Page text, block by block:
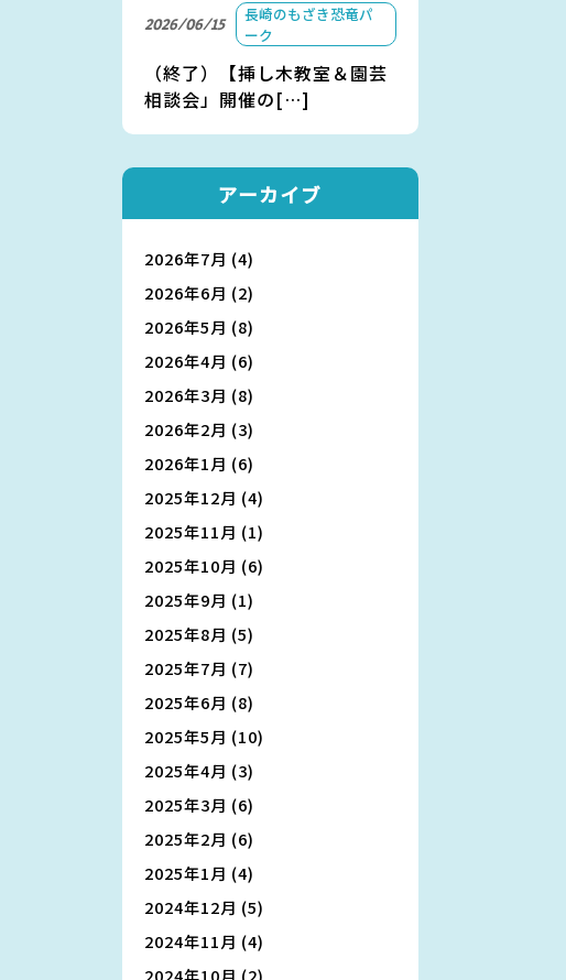
2026/06/15
長崎のもざき恐竜パ
ーク
（終了）【挿し木教室＆園芸
相談会」開催の[…]
アーカイブ
2026年7月 (4)
2026年6月 (2)
2026年5月 (8)
2026年4月 (6)
2026年3月 (8)
2026年2月 (3)
2026年1月 (6)
2025年12月 (4)
2025年11月 (1)
2025年10月 (6)
2025年9月 (1)
2025年8月 (5)
2025年7月 (7)
2025年6月 (8)
2025年5月 (10)
2025年4月 (3)
2025年3月 (6)
2025年2月 (6)
2025年1月 (4)
2024年12月 (5)
2024年11月 (4)